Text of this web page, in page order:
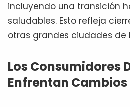
incluyendo una transición
saludables. Esto refleja
otras grandes ciudades de
Los Consumidores
Enfrentan Cambios